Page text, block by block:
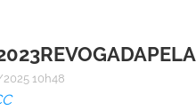
10h48